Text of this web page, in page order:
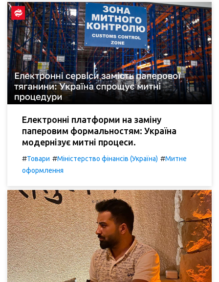
Електронні платформи на заміну
паперовим формальностям: Україна
модернізує митні процеси.
#Товари #Міністерство фінансів (Україна) #Митне
оформлення